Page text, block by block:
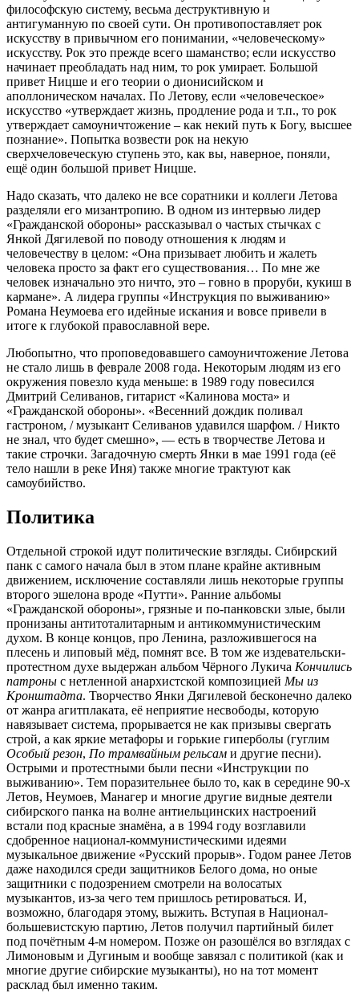
философскую систему, весьма деструктивную и
антигуманную по своей сути. Он противопоставляет рок
искусству в привычном его понимании, «человеческому»
искусству. Рок это прежде всего шаманство; если искусство
начинает преобладать над ним, то рок умирает. Большой
привет Ницше и его теории о дионисийском и
аполлоническом началах. По Летову, если «человеческое»
искусство «утверждает жизнь, продление рода и т.п., то рок
утверждает самоуничтожение – как некий путь к Богу, высшее
познание». Попытка возвести рок на некую
сверхчеловеческую ступень это, как вы, наверное, поняли,
ещё один большой привет Ницше.
Надо сказать, что далеко не все соратники и коллеги Летова
разделяли его мизантропию. В одном из интервью лидер
«Гражданской обороны» рассказывал о частых стычках с
Янкой Дягилевой по поводу отношения к людям и
человечеству в целом: «Она призывает любить и жалеть
человека просто за факт его существования… По мне же
человек изначально это ничто, это – говно в проруби, кукиш в
кармане». А лидера группы «Инструкция по выживанию»
Романа Неумоева его идейные искания и вовсе привели в
итоге к глубокой православной вере.
Любопытно, что проповедовавшего самоуничтожение Летова
не стало лишь в феврале 2008 года. Некоторым людям из его
окружения повезло куда меньше: в 1989 году повесился
Дмитрий Селиванов, гитарист «Калинова моста» и
«Гражданской обороны». «Весенний дождик поливал
гастроном, / музыкант Селиванов удавился шарфом. / Никто
не знал, что будет смешно», — есть в творчестве Летова и
такие строчки. Загадочную смерть Янки в мае 1991 года (её
тело нашли в реке Иня) также многие трактуют как
самоубийство.
Политика
Отдельной строкой идут политические взгляды. Сибирский
панк с самого начала был в этом плане крайне активным
движением, исключение составляли лишь некоторые группы
второго эшелона вроде «Путти». Ранние альбомы
«Гражданской обороны», грязные и по-панковски злые, были
пронизаны антитоталитарным и антикоммунистическим
духом. В конце концов, про Ленина, разложившегося на
плесень и липовый мёд, помнят все. В том же издевательски-
протестном духе выдержан альбом Чёрного Лукича Кончились
патроны с нетленной анархистской композицией Мы из
Кронштадта. Творчество Янки Дягилевой бесконечно далеко
от жанра агитплаката, её неприятие несвободы, которую
навязывает система, прорывается не как призывы свергать
строй, а как яркие метафоры и горькие гиперболы (гуглим
Особый резон, По трамвайным рельсам и другие песни).
Острыми и протестными были песни «Инструкции по
выживанию». Тем поразительнее было то, как в середине 90-х
Летов, Неумоев, Манагер и многие другие видные деятели
сибирского панка на волне антиельцинских настроений
встали под красные знамёна, а в 1994 году возглавили
сдобренное национал-коммунистическими идеями
музыкальное движение «Русский прорыв». Годом ранее Летов
даже находился среди защитников Белого дома, но оные
защитники с подозрением смотрели на волосатых
музыкантов, из-за чего тем пришлось ретироваться. И,
возможно, благодаря этому, выжить. Вступая в Национал-
большевистскую партию, Летов получил партийный билет
под почётным 4-м номером. Позже он разошёлся во взглядах с
Лимоновым и Дугиным и вообще завязал с политикой (как и
многие другие сибирские музыканты), но на тот момент
расклад был именно таким.